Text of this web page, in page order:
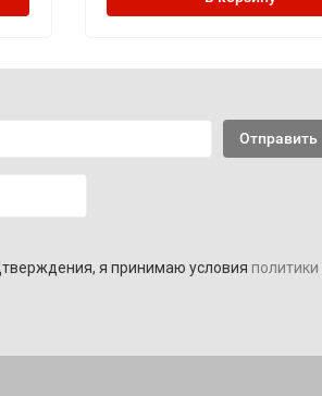
я принимаю условия